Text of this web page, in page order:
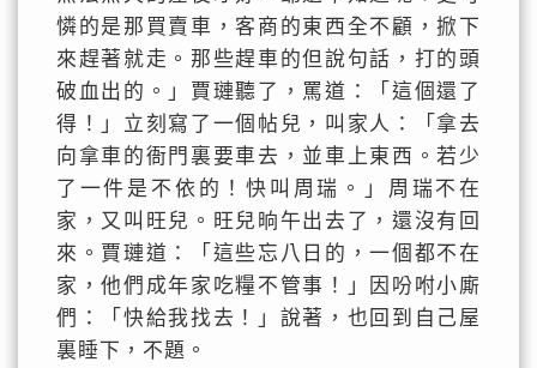
憐的是那買賣車，客商的東西全不顧，掀下
來趕著就走。那些趕車的但說句話，打的頭
破血出的。」賈璉聽了，罵道：「這個還了
得！」立刻寫了一個帖兒，叫家人：「拿去
向拿車的衙門裏要車去，並車上東西。若少
了一件是不依的！快叫周瑞。」周瑞不在
家，又叫旺兒。旺兒晌午出去了，還沒有回
來。賈璉道：「這些忘八日的，一個都不在
家，他們成年家吃糧不管事！」因吩咐小廝
們：「快給我找去！」說著，也回到自己屋
裏睡下，不題。